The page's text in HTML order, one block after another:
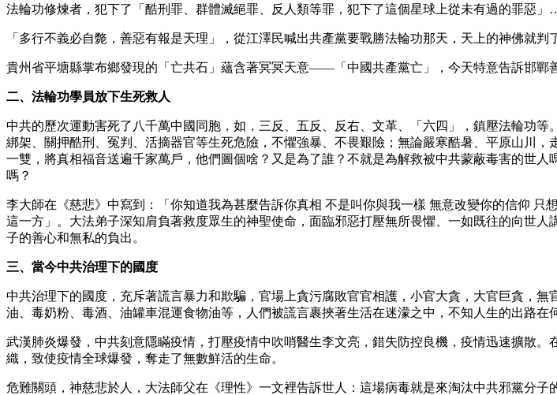
法輪功修煉者，犯下了「酷刑罪、群體滅絕罪、反人類等罪，犯下了這個星球上從未有過的罪惡」
「多行不義必自斃，善惡有報是天理」，從江澤民喊出共產黨要戰勝法輪功那天，天上的神佛就判
貴州省平塘縣掌布鄉發現的「亡共石」蘊含著冥冥天意——「中國共產黨亡」，今天特意告訴邯鄲
二、法輪功學員放下生死救人
中共的歷次運動害死了八千萬中國同胞，如，三反、五反、反右、文革、「六四」，鎮壓法輪功
綁架、關押酷刑、冤判、活摘器官等生死危險，不懼強暴、不畏艱險；無論嚴寒酷暑、平原山川
一雙，將真相福音送遍千家萬戶，他們圖個啥？又是為了誰？不就是為解救被中共蒙蔽毒害的世
嗎？
李大師在《慈悲》中寫到：「你知道我為甚麼告訴你真相 不是叫你與我一樣 無意改變你的信仰
這一方」。大法弟子深知肩負著救度眾生的神聖使命，面臨邪惡打壓無所畏懼、一如既往的向世
子的善心和無私的負出。
三、當今中共治理下的國度
中共治理下的國度，充斥著謊言暴力和欺騙，官場上貪污腐敗官官相護，小官大貪，大官巨貪，
油、毒奶粉、毒酒、油罐車混運食物油等，人們被謊言裹挾著生活在迷濛之中，不知人生的出路
武漢肺炎爆發，中共刻意隱瞞疫情，打壓疫情中吹哨醫生李文亮，錯失防控良機，疫情迅速擴散
織，致使疫情全球爆發，奪走了無數鮮活的生命。
危難關頭，神慈悲於人，大法師父在《理性》一文裡告訴世人：這場病毒就是來淘汰中共邪黨分